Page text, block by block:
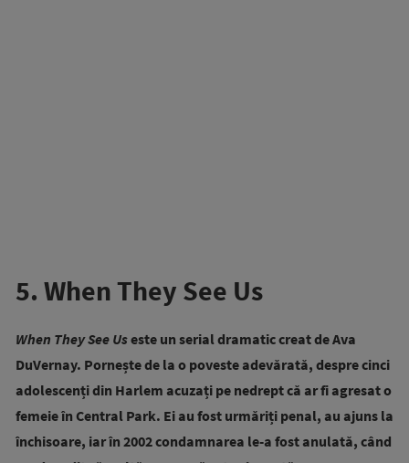
5. When They See Us
When They See Useste un serial dramatic creat de Ava
DuVernay. Pornește de la o poveste adevărată, despre cinci
adolescenți din Harlem acuzați pe nedrept că ar fi agresat o
femeie în Central Park. Ei au fost urmăriți penal, au ajuns la
închisoare, iar în 2002 condamnarea le-a fost anulată, când